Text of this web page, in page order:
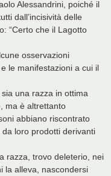
Alessandrini, poiché il
dall’incisività delle
“Certo che il Lagotto
osservazioni
le manifestazioni a cui il
sia una razza in ottima
ma è altrettanto
abbiano riscontrato
loro prodotti derivanti
razza, trovo deleterio, nei
la alleva, nascondersi